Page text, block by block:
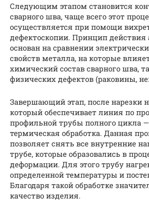
Следующим этапом становится
сварного шва, чаще всего этот
осуществляется при помощи
дефектоскопии. Принцип действия
основан на сравнении
свойств металла, на которые
химический состав сварного шва,
физических дефектов (раковины,
Завершающий этап, после нарезки
который обеспечивает линия по
профильной трубы полного цикла —
термическая обработка. Данная
позволяет снять все внутренние
трубе, которые образовались в
деформации. Для этого трубу
определенной температуры и
Благодаря такой обработке
качество изделия.